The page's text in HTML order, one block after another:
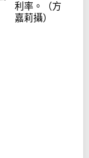
利率。（方
嘉莉攝）